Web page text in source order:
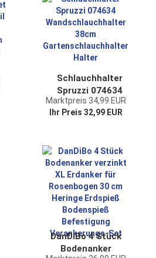
Wandkonsole
Regalhalter
Schlauchhalter
Spruzzi 074634
Wandschlauchhalter
38cm
Marktpreis 34,99 EUR
Ihr Preis 32,99 EUR
DanDiBo 4 Stück
Bodenanker